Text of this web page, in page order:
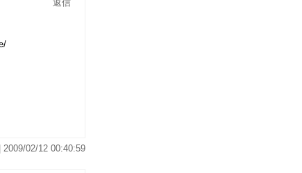
返信
| 2009/02/12 00:40:59